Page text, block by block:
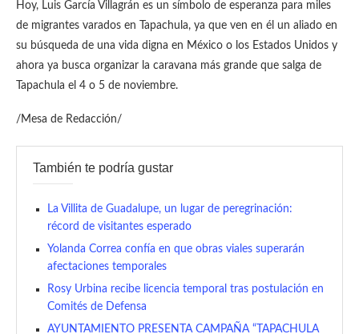
Hoy, Luis García Villagrán es un símbolo de esperanza para miles
de migrantes varados en Tapachula, ya que ven en él un aliado en
su búsqueda de una vida digna en México o los Estados Unidos y
ahora ya busca organizar la caravana más grande que salga de
Tapachula el 4 o 5 de noviembre.
/Mesa de Redacción/
También te podría gustar
La Villita de Guadalupe, un lugar de peregrinación:
récord de visitantes esperado
Yolanda Correa confía en que obras viales superarán
afectaciones temporales
Rosy Urbina recibe licencia temporal tras postulación en
Comités de Defensa
AYUNTAMIENTO PRESENTA CAMPAÑA “TAPACHULA